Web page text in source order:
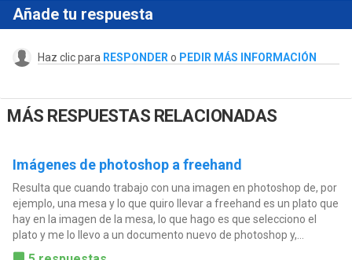
Añade tu respuesta
Haz clic para RESPONDER o PEDIR MÁS INFORMACIÓN
MÁS RESPUESTAS RELACIONADAS
Imágenes de photoshop a freehand
Resulta que cuando trabajo con una imagen en photoshop de, por
ejemplo, una mesa y lo que quiro llevar a freehand es un plato que
hay en la imagen de la mesa, lo que hago es que selecciono el
plato y me lo llevo a un documento nuevo de photoshop y,...